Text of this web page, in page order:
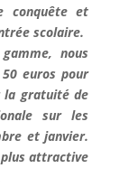
conquête et
scolaire.
nous
euros pour
la gratuité de
sur les
et janvier.
attractive